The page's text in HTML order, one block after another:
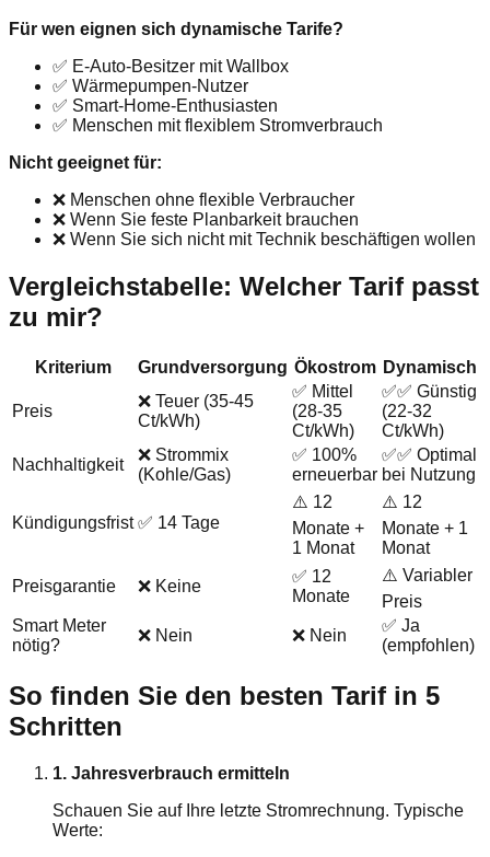
Für wen eignen sich dynamische Tarife?
✅ E-Auto-Besitzer mit Wallbox
✅ Wärmepumpen-Nutzer
✅ Smart-Home-Enthusiasten
✅ Menschen mit flexiblem Stromverbrauch
Nicht geeignet für:
❌ Menschen ohne flexible Verbraucher
❌ Wenn Sie feste Planbarkeit brauchen
❌ Wenn Sie sich nicht mit Technik beschäftigen wollen
Vergleichstabelle: Welcher Tarif passt
zu mir?
Kriterium Grundversorgung Ökostrom Dynamisch
Preis
❌ Teuer (35-45
Ct/kWh)
✅ Mittel
(28-35
Ct/kWh)
✅✅ Günstig
(22-32
Ct/kWh)
Nachhaltigkeit
❌ Strommix
(Kohle/Gas)
✅ 100%
erneuerbar
✅✅ Optimal
bei Nutzung
Kündigungsfrist ✅ 14 Tage
⚠️ 12
Monate +
1 Monat
⚠️ 12
Monate + 1
Monat
Preisgarantie ❌ Keine
✅ 12
Monate
⚠️ Variabler
Preis
Smart Meter
nötig?
❌ Nein ❌ Nein
✅ Ja
(empfohlen)
So finden Sie den besten Tarif in 5
Schritten
1. Jahresverbrauch ermitteln
Schauen Sie auf Ihre letzte Stromrechnung. Typische
Werte: